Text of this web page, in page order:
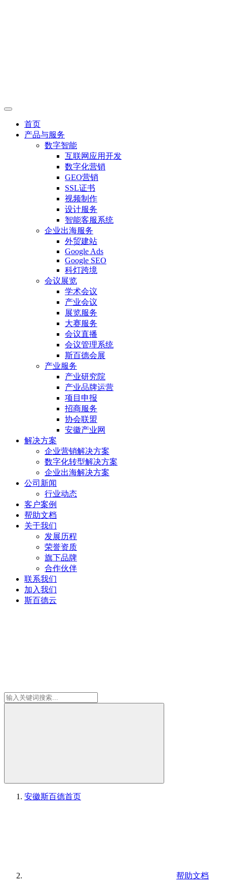
首页
产品与服务
数字智能
互联网应用开发
数字化营销
GEO营销
SSL证书
视频制作
设计服务
智能客服系统
企业出海服务
外贸建站
Google Ads
Google SEO
科灯跨境
会议展览
学术会议
产业会议
展览服务
大赛服务
会议直播
会议管理系统
斯百德会展
产业服务
产业研究院
产业品牌运营
项目申报
招商服务
协会联盟
安徽产业网
解决方案
企业营销解决方案
数字化转型解决方案
企业出海解决方案
公司新闻
行业动态
客户案例
帮助文档
关于我们
发展历程
荣誉资质
旗下品牌
合作伙伴
联系我们
加入我们
斯百德云
安徽斯百德首页
帮助文档